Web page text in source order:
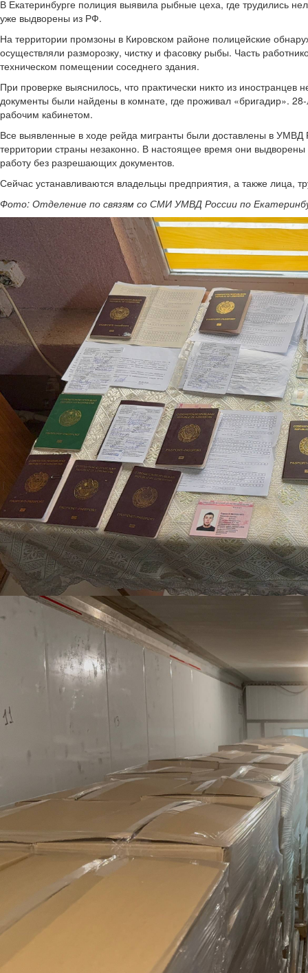
В Екатеринбурге полиция выявила рыбные цеха, где трудились
уже выдворены из РФ.
На территории промзоны в Кировском районе полицейские
осуществляли разморозку, чистку и фасовку рыбы. Часть
техническом помещении соседнего здания.
При проверке выяснилось, что практически никто из
документы были найдены в комнате, где проживал «бригадир».
рабочим кабинетом.
Все выявленные в ходе рейда мигранты были доставлены в УМВД
территории страны незаконно. В настоящее время они
работу без разрешающих документов.
Сейчас устанавливаются владельцы предприятия, а также лица,
Фото: Отделение по связям со СМИ УМВД России по